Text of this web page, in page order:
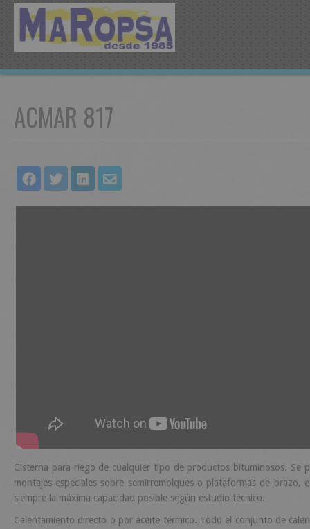
ACMAR 817
Cisterna para riego de cualquier tipo de productos bituminosos. Se
montajes especiales sobre semirremolques o plataformas de brazo,
siempre la máxima capacidad posible según estudio técnico.
Calentamiento directo o por aceite térmico. Todo el conjunto de